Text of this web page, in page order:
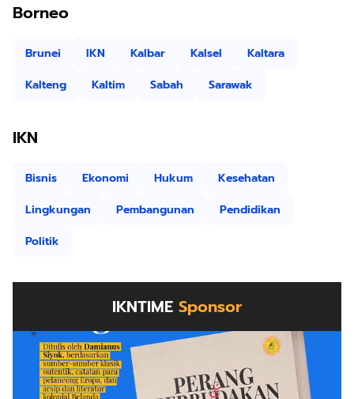
Borneo
Brunei IKN Kalbar Kalsel
Kaltara
Kalteng
Kaltim Sabah Sarawak
IKN
Bisnis Ekonomi Hukum
Kesehatan
Lingkungan
Pembangunan
Pendidikan
Politik
IKNTIME Sponsor